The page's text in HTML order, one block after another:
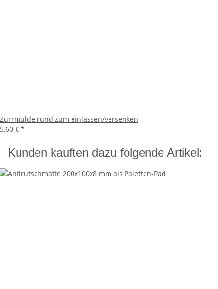
Zurrmulde rund zum einlassen/versenken
5,60 € *
Kunden kauften dazu folgende Artikel: